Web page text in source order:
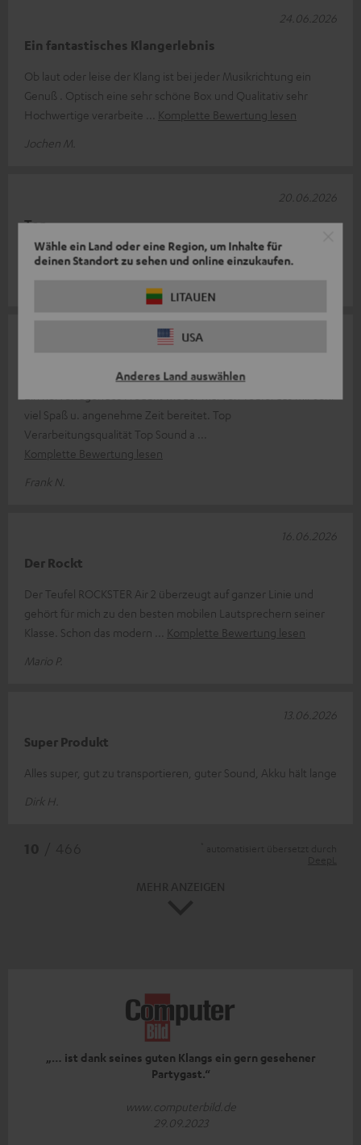
Wähle ein Land oder eine Region, um Inhalte für
deinen Standort zu sehen und online einzukaufen.
LITAUEN
USA
Anderes Land auswählen
Ein fantastisches Klangerlebnis
Ob laut oder leise der Klang ist bei jeder Musikrichtung ein
Genuß . Optisch eine sehr schöne Box und Qualitativ sehr
Hochwertige verarbeite
Komplette Bewertung lesen
Jochen M.
24.06.2026
Top
Top Produkt
20.06.2026
viel Spaß u. angenehme Zeit bereitet. Top
Verarbeitungsqualität Top Sound a
Komplette Bewertung lesen
Frank N.
Der Rockt
Der Teufel ROCKSTER Air 2 überzeugt auf ganzer Linie und
gehört für mich zu den besten mobilen Lautsprechern seiner
Klasse. Schon das modern
Komplette Bewertung lesen
Mario P.
16.06.2026
Super Produkt
Alles super, gut zu transportieren, guter Sound, Akku hält lange
Dirk H.
13.06.2026
„… ist dank seines guten Klangs ein gern gesehener
Partygast.“
www.computerbild.de
29.09.2023